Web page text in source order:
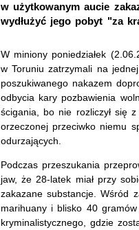
w użytkowanym aucie
wydłużyć jego pobyt "za
W miniony poniedziałek
w Toruniu zatrzymali na
poszukiwanego nakazem
odbycia kary pozbawienia
ścigania, bo nie rozliczył się
orzeczonej przeciwko niemu
odurzających.
Podczas przeszukania
jaw, że 28-latek miał przy
zakazane substancje. Wśród
marihuany i blisko 40 gramów
kryminalistycznego, gdzie